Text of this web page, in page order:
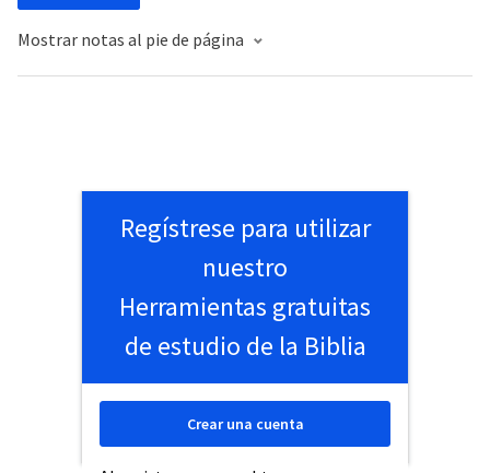
Mostrar notas al pie de página
Regístrese para utilizar
nuestro
Herramientas gratuitas
de estudio de la Biblia
Crear una cuenta